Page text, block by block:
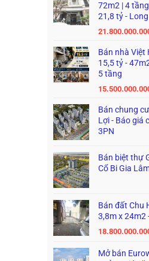
72m2 | 4
21,8 tỷ -
Bán nhà Việt
15,5 tỷ -
5 tầng
Bán chung
Lợi - Báo giá
3PN
Bán biệt thự
Cổ Bi Gia
Bán đất Chu
3,8m x 24m2
Mở bán